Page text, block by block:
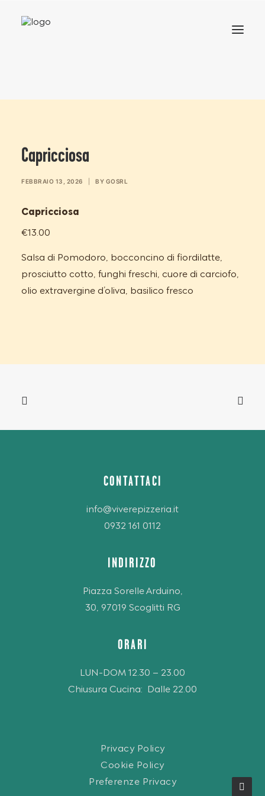
Capricciosa
FEBBRAIO 13, 2026 BY GOSRL
Capricciosa
€13.00
Salsa di Pomodoro, bocconcino di fiordilatte,
prosciutto cotto, funghi freschi, cuore di carciofo,
olio extravergine d’oliva, basilico fresco
CONTATTACI
info@viverepizzeria.it
0932 161 0112
INDIRIZZO
Piazza Sorelle Arduino,
30, 97019 Scoglitti RG
ORARI
LUN-DOM 12.30 – 23.00
Chiusura Cucina: Dalle 22.00
Privacy Policy
Cookie Policy
Preferenze Privacy